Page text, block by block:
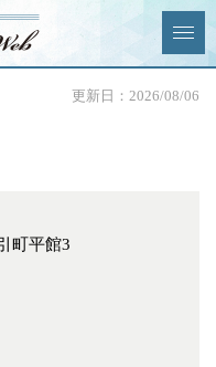
& Topics更新日：2026/08/06
町平館3